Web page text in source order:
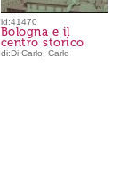
id:41470
Bologna e il
centro storico
di:Di Carlo, Carlo